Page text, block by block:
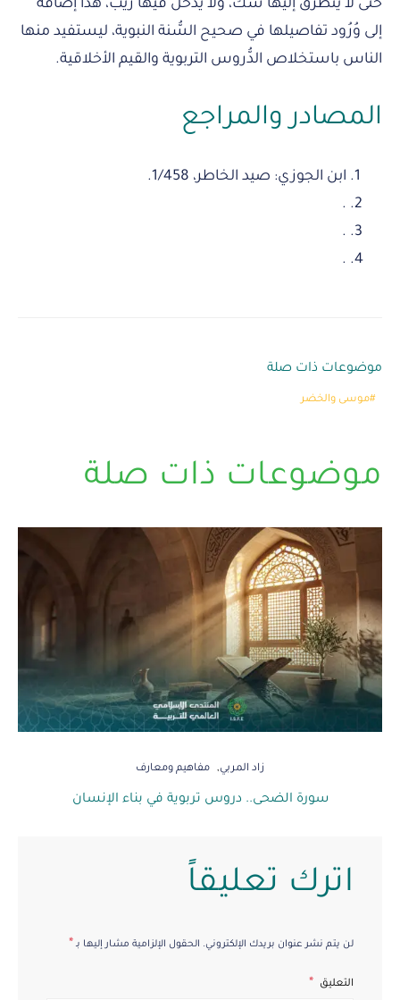
حتى لا يتطرق إليها شك، ولا يدخل فيها ريب، هذا إضافة
إلى وُرُود تفاصيلها في صحيح السُّنة النبوية، ليستفيد منها
الناس باستخلاص الدُّروس التربوية والقيم الأخلاقية.
المصادر والمراجع
ابن الجوزي: صيد الخاطر، 1/458.
.
.
.
موضوعات ذات صلة
موسى والخضر
موضوعات ذات صلة
زاد المربي مفاهيم ومعارف
سورة الضحى.. دروس تربوية في بناء الإنسان
اترك تعليقاً
لن يتم نشر عنوان بريدك الإلكتروني. الحقول الإلزامية مشار إليها بـ *
التعليق